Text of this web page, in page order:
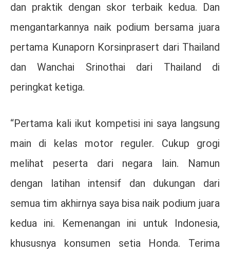
dan praktik dengan skor terbaik kedua. Dan
mengantarkannya naik podium bersama juara
pertama Kunaporn Korsinprasert dari Thailand
dan Wanchai Srinothai dari Thailand di
peringkat ketiga.
“Pertama kali ikut kompetisi ini saya langsung
main di kelas motor reguler. Cukup grogi
melihat peserta dari negara lain. Namun
dengan latihan intensif dan dukungan dari
semua tim akhirnya saya bisa naik podium juara
kedua ini. Kemenangan ini untuk Indonesia,
khususnya konsumen setia Honda. Terima